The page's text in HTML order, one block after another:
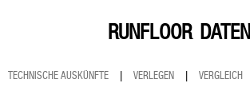
RUNFLOOR DATEN
TECHNISCHE AUSKÜNFTE VERLEGEN VERGLEICH